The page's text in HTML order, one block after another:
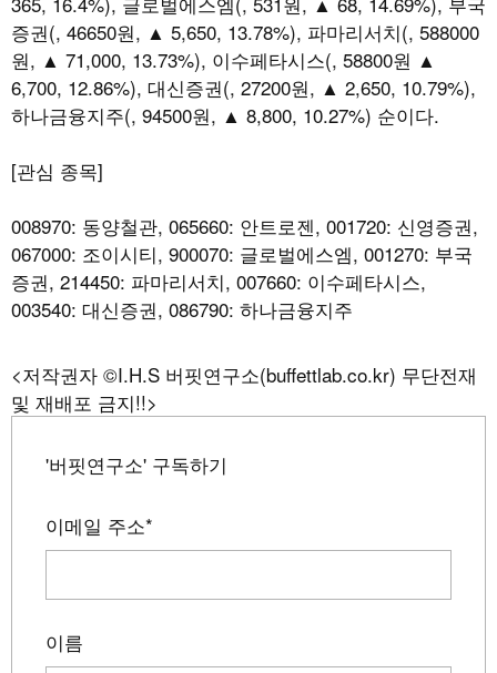
증권(, 46650원, ▲ 5,650, 13.78%), 파마리서치(, 588000
원, ▲ 71,000, 13.73%), 이수페타시스(, 58800원 ▲
6,700, 12.86%), 대신증권(, 27200원, ▲ 2,650, 10.79%),
하나금융지주(, 94500원, ▲ 8,800, 10.27%) 순이다.
[관심 종목]
008970: 동양철관, 065660: 안트로젠, 001720: 신영증권,
067000: 조이시티, 900070: 글로벌에스엠, 001270: 부국
증권, 214450: 파마리서치, 007660: 이수페타시스,
003540: 대신증권, 086790: 하나금융지주
<저작권자 ©I.H.S 버핏연구소(buffettlab.co.kr) 무단전재
및 재배포 금지!!>
'버핏연구소' 구독하기
이메일 주소*
이름